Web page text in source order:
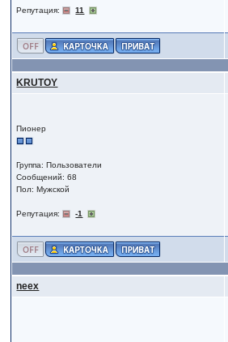
Репутация: 11
KRUTOY
Пионер
Группа: Пользователи
Сообщений: 68
Пол: Мужской
Репутация: -1
neex